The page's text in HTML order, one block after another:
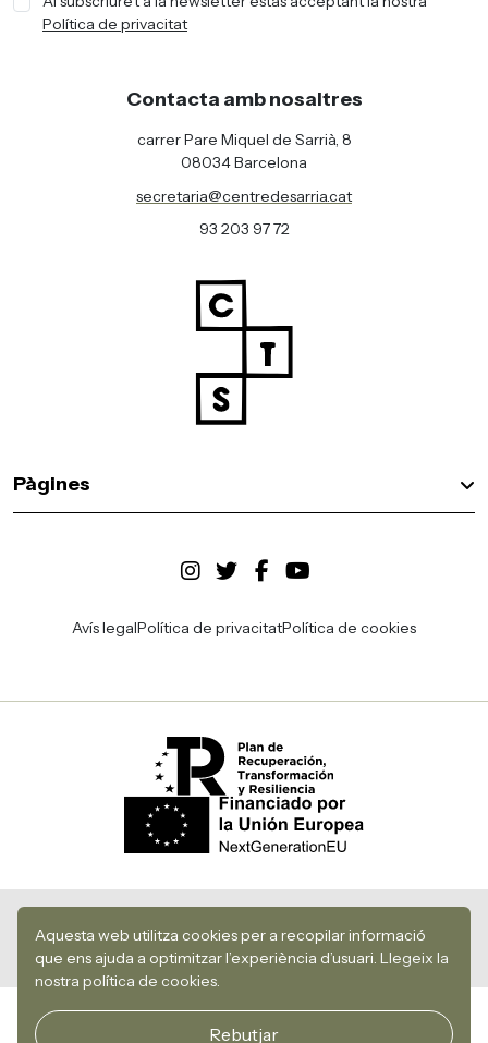
Aquesta web utilitza cookies per a recopilar informació
que ens ajuda a optimitzar l’experiència d’usuari. Llegeix la
nostra política de cookies.
Rebutjar
Política de privacitat
Contacta amb nosaltres
carrer Pare Miquel de Sarrià, 8
08034 Barcelona
secretaria@centredesarria.cat
93 203 97 72
Pàgines
Avís legalPolítica de privacitatPolítica de cookies
Desenvolupament i disseny web per Utopig Studio